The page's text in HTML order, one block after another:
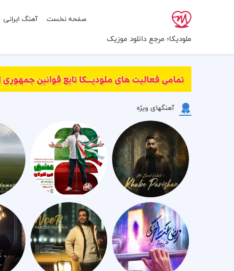
ملودیکا؛ مرجع دانلود موزیک
صفحه نخست آهنگ ایرانی
آهنگهای ویژه